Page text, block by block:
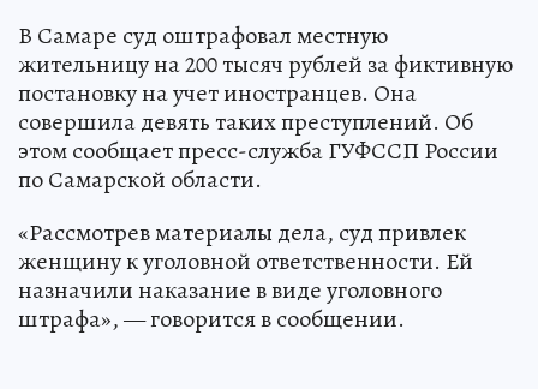
В Самаре суд оштрафовал местную
жительницу на 200 тысяч рублей за фиктивную
постановку на учет иностранцев. Она
совершила девять таких преступлений. Об
этом сообщает пресс-служба ГУФССП России
по Самарской области.
«Рассмотрев материалы дела, суд привлек
женщину к уголовной ответственности. Ей
назначили наказание в виде уголовного
штрафа», — говорится в сообщении.